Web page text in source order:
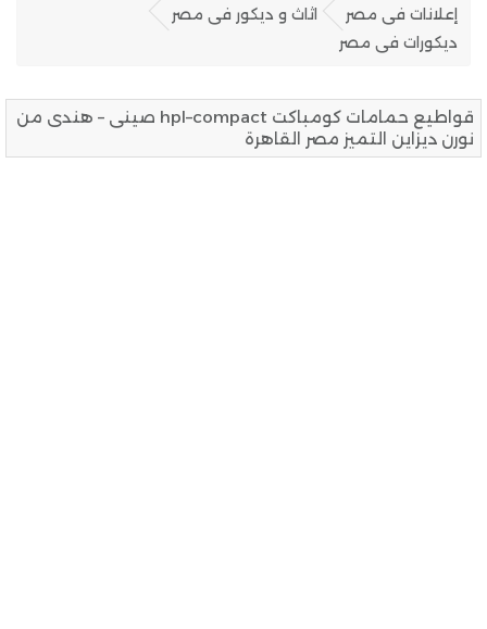
إعلانات فى مصر
اثاث و ديكور فى مصر
ديكورات فى مصر
قواطيع حمامات كومباكت hpl–compact صينى – هندى من
نورن ديزاين التميز مصر القاهرة